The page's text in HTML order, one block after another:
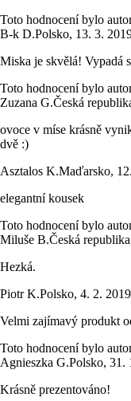
Toto hodnocení bylo
B-k D.Polsko, 13. 3.
Miska je skvělá! Vypadá
Toto hodnocení bylo
Zuzana G.Česká
ovoce v míse krásně
dvě :)
Asztalos K.Maďarsko,
elegantní kousek
Toto hodnocení bylo
Miluše B.Česká republika
Hezká.
Piotr K.Polsko, 4. 2. 2019
Velmi zajímavý produkt
Toto hodnocení bylo
Agnieszka G.Polsko, 31.
Krásně prezentováno!